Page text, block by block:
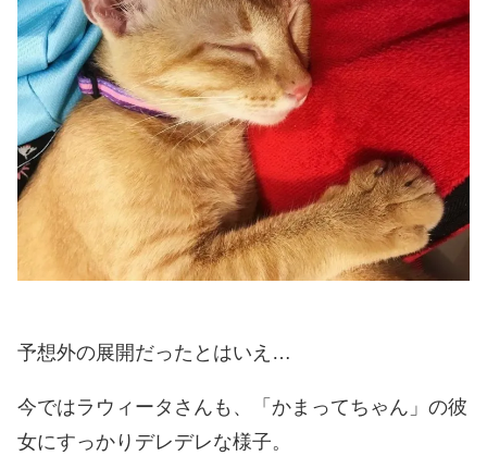
予想外の展開だったとはいえ…
今ではラウィータさんも、「かまってちゃん」の彼
女にすっかりデレデレな様子。